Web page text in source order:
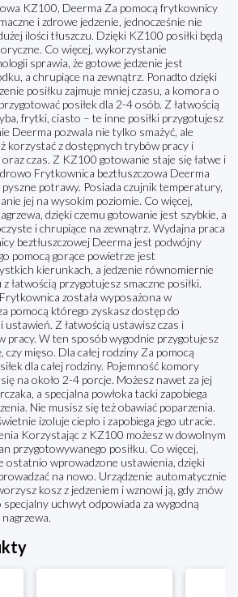
KZ100, Deerma Za pomocą frytkownicy
i zdrowe jedzenie, jednocześnie nie
ilości tłuszczu. Dzięki KZ100 posiłki będą
Co więcej, wykorzystanie
sprawia, że gotowe jedzenie jest
a chrupiące na zewnątrz. Ponadto dzięki
posiłku zajmuje mniej czasu, a komora o
posiłek dla 2-4 osób. Z łatwością
frytki, ciasto – te inne posiłki przygotujesz
Deerma pozwala nie tylko smażyć, ale
korzystać z dostępnych trybów pracy i
czas. Z KZ100 gotowanie staje się łatwe i
Frytkownica beztłuszczowa Deerma
potrawy. Posiada czujnik temperatury,
jej na wysokim poziomie. Co więcej,
dzięki czemu gotowanie jest szybkie, a
i chrupiące na zewnątrz. Wydajna praca
beztłuszczowej Deerma jest podwójny
pomocą gorące powietrze jest
kierunkach, a jedzenie równomiernie
łatwością przygotujesz smaczne posiłki.
została wyposażona w
pomocą którego zyskasz dostęp do
ustawień. Z łatwością ustawisz czas i
pracy. W ten sposób wygodnie przygotujesz
czy mięso. Dla całej rodziny Za pomocą
dla całej rodziny. Pojemność komory
na około 2-4 porcje. Możesz nawet za jej
a specjalna powłoka tacki zapobiega
Nie musisz się też obawiać poparzenia.
izoluje ciepło i zapobiega jego utracie.
Korzystając z KZ100 możesz w dowolnym
przygotowywanego posiłku. Co więcej,
ostatnio wprowadzone ustawienia, dzięki
na nowo. Urządzenie automatycznie
kosz z jedzeniem i wznowi ją, gdy znów
uchwyt odpowiada za wygodną